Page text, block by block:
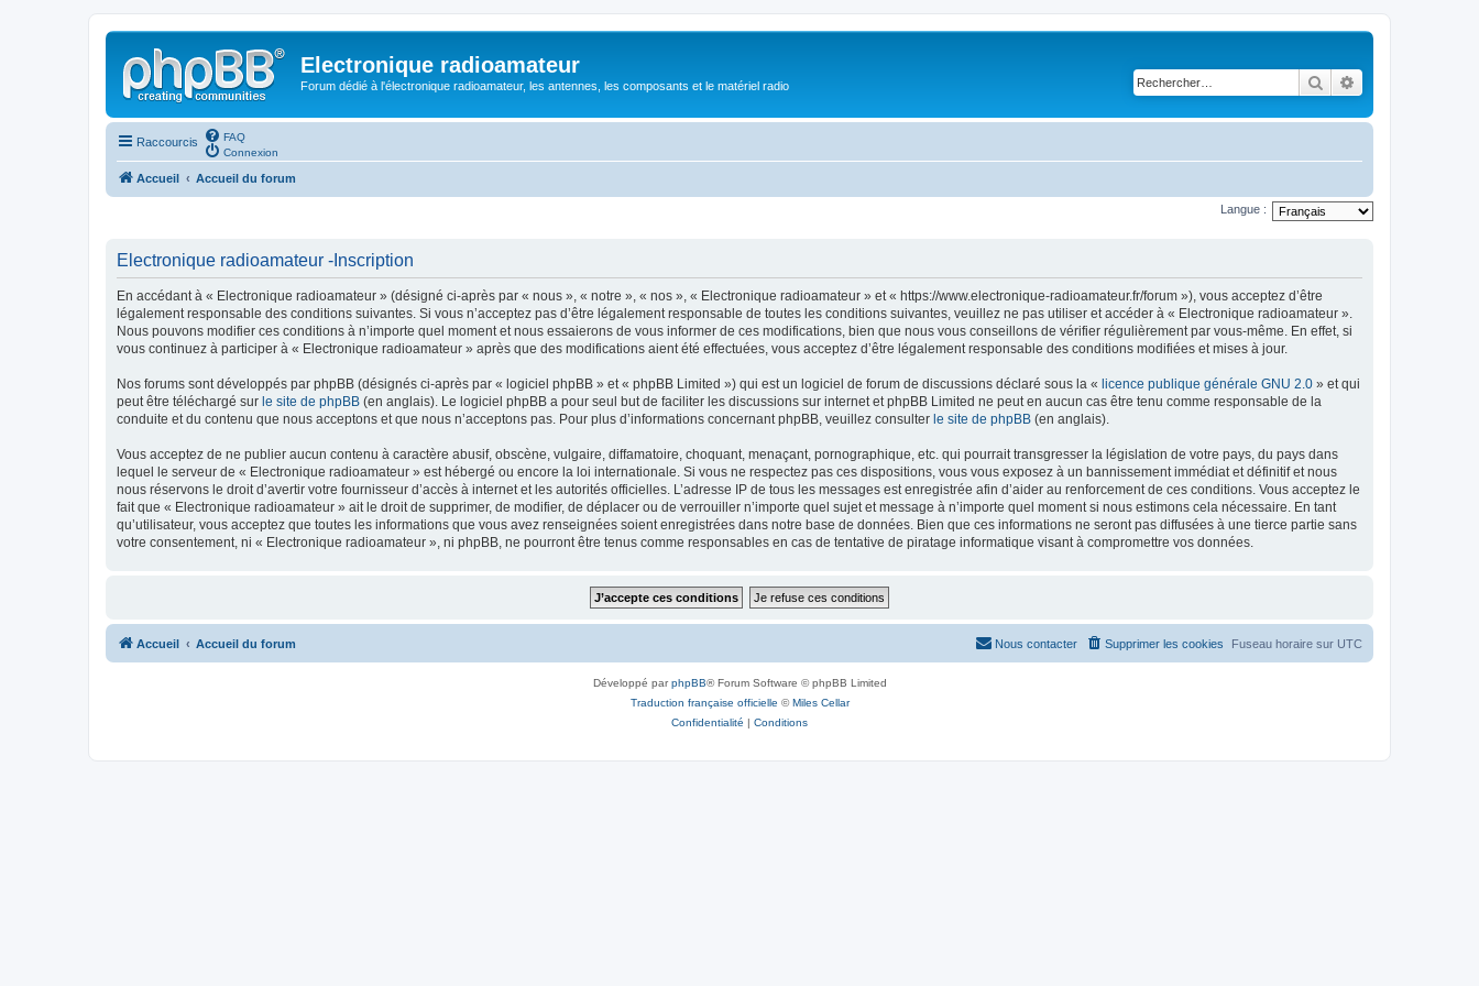
Electronique radioamateur
Forum dédié à l'électronique radioamateur, les antennes, les composants et le matériel radio Rechercher
Raccourcis
FAQ
Connexion
Accueil Accueil du forum
Langue :
Electronique radioamateur -Inscription
En accédant à « Electronique radioamateur » (désigné ci-après par « nous », « notre », « nos », « Electronique radioamateur » et « https://www.electronique-radioamateur.fr/forum »), vous acceptez d’être
légalement responsable des conditions suivantes. Si vous n’acceptez pas d’être légalement responsable de toutes les conditions suivantes, veuillez ne pas utiliser et accéder à « Electronique radioamateur ».
Nous pouvons modifier ces conditions à n’importe quel moment et nous essaierons de vous informer de ces modifications, bien que nous vous conseillons de vérifier régulièrement par vous-même. En effet, si
vous continuez à participer à « Electronique radioamateur » après que des modifications aient été effectuées, vous acceptez d’être légalement responsable des conditions modifiées et mises à jour.
Nos forums sont développés par phpBB (désignés ci-après par « logiciel phpBB » et « phpBB Limited ») qui est un logiciel de forum de discussions déclaré sous la « licence publique générale GNU 2.0 » et qui
peut être téléchargé sur le site de phpBB (en anglais). Le logiciel phpBB a pour seul but de faciliter les discussions sur internet et phpBB Limited ne peut en aucun cas être tenu comme responsable de la
conduite et du contenu que nous acceptons et que nous n’acceptons pas. Pour plus d’informations concernant phpBB, veuillez consulter le site de phpBB (en anglais).
Vous acceptez de ne publier aucun contenu à caractère abusif, obscène, vulgaire, diffamatoire, choquant, menaçant, pornographique, etc. qui pourrait transgresser la législation de votre pays, du pays dans
lequel le serveur de « Electronique radioamateur » est hébergé ou encore la loi internationale. Si vous ne respectez pas ces dispositions, vous vous exposez à un bannissement immédiat et définitif et nous
nous réservons le droit d’avertir votre fournisseur d’accès à internet et les autorités officielles. L’adresse IP de tous les messages est enregistrée afin d’aider au renforcement de ces conditions. Vous acceptez le
fait que « Electronique radioamateur » ait le droit de supprimer, de modifier, de déplacer ou de verrouiller n’importe quel sujet et message à n’importe quel moment si nous estimons cela nécessaire. En tant
qu’utilisateur, vous acceptez que toutes les informations que vous avez renseignées soient enregistrées dans notre base de données. Bien que ces informations ne seront pas diffusées à une tierce partie sans
votre consentement, ni « Electronique radioamateur », ni phpBB, ne pourront être tenus comme responsables en cas de tentative de piratage informatique visant à compromettre vos données.
Accueil Accueil du forum Fuseau horaire sur UTC
Supprimer les cookies
Nous contacter
Développé parphpBB® Forum Software © phpBB Limited
Traduction française officielle ©Miles Cellar
Confidentialité | Conditions